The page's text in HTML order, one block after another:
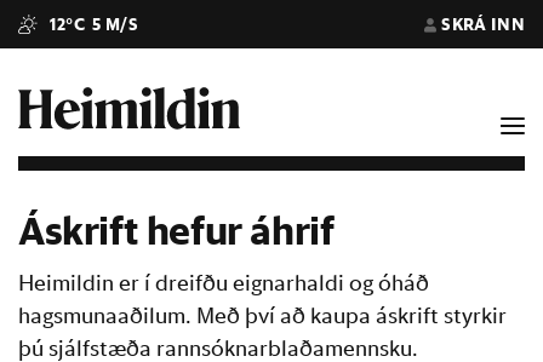
12°C 5 M/S SKRÁ INN
Áskrift hefur áhrif
Heimildin er í dreifðu eignarhaldi og óháð
hagsmunaaðilum. Með því að kaupa áskrift styrkir
þú sjálfstæða rannsóknarblaðamennsku.